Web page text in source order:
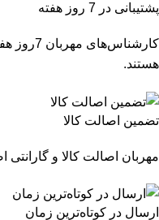
پشتیبانی در 7 روز هفته
هستند.
تضمین اصالت کالا
مهربان اصالت کالا و
ارسال در کوتاه‌ترین زمان